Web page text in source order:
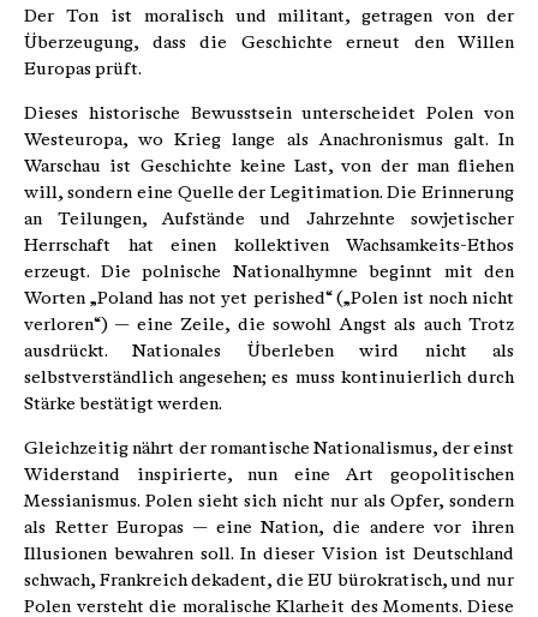
Der Ton ist moralisch und militant, getragen von der
Überzeugung, dass die Geschichte erneut den Willen
Europas prüft.
Dieses historische Bewusstsein unterscheidet Polen von
Westeuropa, wo Krieg lange als Anachronismus galt. In
Warschau ist Geschichte keine Last, von der man fliehen
will, sondern eine Quelle der Legitimation. Die Erinnerung
an Teilungen, Aufstände und Jahrzehnte sowjetischer
Herrschaft hat einen kollektiven Wachsamkeits-Ethos
erzeugt. Die polnische Nationalhymne beginnt mit den
Worten „Poland has not yet perished“ („Polen ist noch nicht
verloren“) — eine Zeile, die sowohl Angst als auch Trotz
ausdrückt. Nationales Überleben wird nicht als
selbstverständlich angesehen; es muss kontinuierlich durch
Stärke bestätigt werden.
Gleichzeitig nährt der romantische Nationalismus, der einst
Widerstand inspirierte, nun eine Art geopolitischen
Messianismus. Polen sieht sich nicht nur als Opfer, sondern
als Retter Europas — eine Nation, die andere vor ihren
Illusionen bewahren soll. In dieser Vision ist Deutschland
schwach, Frankreich dekadent, die EU bürokratisch, und nur
Polen versteht die moralische Klarheit des Moments. Diese